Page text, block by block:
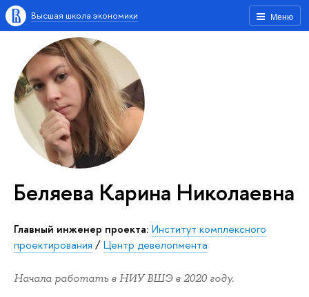
Меню
Высшая школа экономики
Беляева Карина Николаевна
Главный инженер проекта: Институт комплексного
проектирования /Центр девелопмента
Начала работать в НИУ ВШЭ в 2020 году.